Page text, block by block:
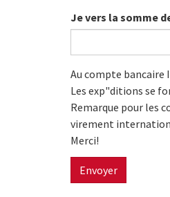
Je vers la somme
Au compte bancaire
Les exp"ditions se
Remarque pour les
virement
Merci!
Envoyer